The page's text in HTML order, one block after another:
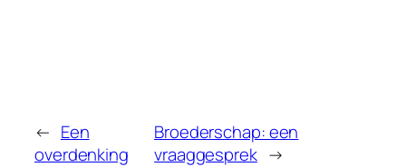
← Een
overdenking
Broederschap: een
vraaggesprek →